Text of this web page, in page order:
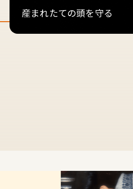
産まれたての頭を守る